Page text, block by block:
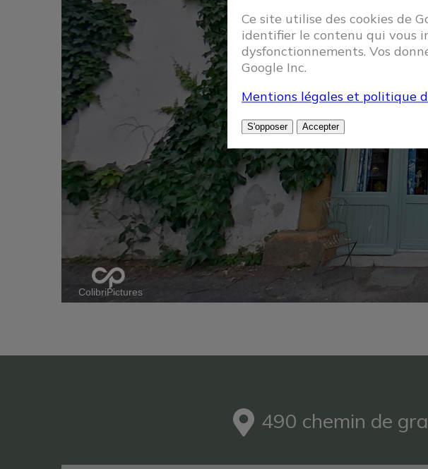
ColibriPictures
490 chemin de
Ce site utilise des cookies de
identifier le contenu qui vous
dysfonctionnements. Vos
Google Inc.
Mentions légales et politique
S'opposer Accepter